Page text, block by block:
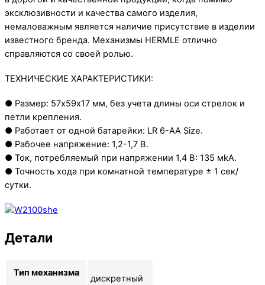
эксклюзивности и качества самого изделия,
немаловажным является наличие присутствие в изделии
известного бренда. Механизмы HERMLE отлично
справляются со своей ролью.
ТЕХНИЧЕСКИЕ ХАРАКТЕРИСТИКИ:
● Размер: 57х59х17 мм, без учета длины оси стрелок и
петли крепления.
● Работает от одной батарейки: LR 6-AA Size.
● Рабочее напряжение: 1,2-1,7 В.
● Ток, потребляемый при напряжении 1,4 В: 135 мkА.
● Точность хода при комнатной температуре ± 1 сек/
сутки.
Детали
Тип механизма
дискретный